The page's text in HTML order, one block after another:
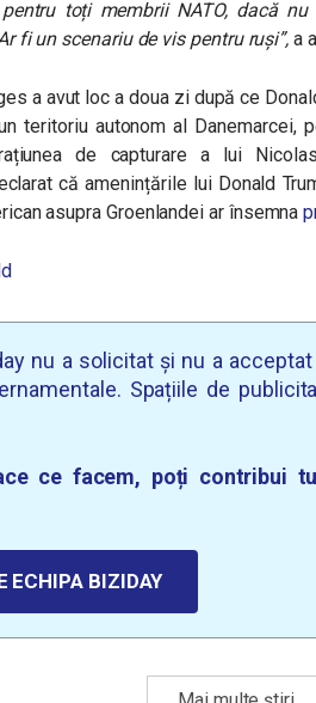
toți membrii NATO, dacă
fi un scenariu de vis pentru ruși”,a
a avut loc a doua zi după ce
teritoriu autonom al Danemarcei,
de capturare a lui
că amenințările lui Donald
asupra Groenlandei ar însemna
nu a solicitat și nu a
Spațiile de
ce facem, poți contribui
ECHIPA BIZIDAY